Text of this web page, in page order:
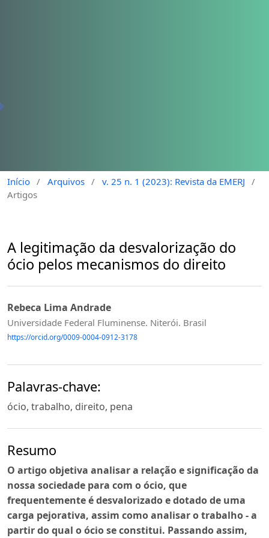
Início / Arquivos / v. 25 n. 1 (2023): Revista da EMERJ
/
Artigos
A legitimação da desvalorização do
ócio pelos mecanismos do direito
Rebeca Lima Andrade
Universidade Federal Fluminense. Niterói. Brasil
https://orcid.org/0009-0004-0912-3178
Palavras-chave:
ócio, trabalho, direito, pena
Resumo
O artigo objetiva analisar a relação e significação da
nossa sociedade para com o ócio, que
frequentemente é desvalorizado e dotado de uma
carga pejorativa, assim como analisar o trabalho - a
partir do qual o ócio se constitui. Passando assim,